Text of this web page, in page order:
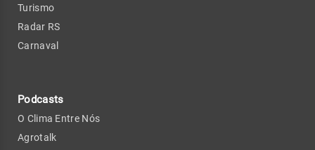
Turismo
Radar RS
Carnaval
Podcasts
O Clima Entre Nós
Agrotalk